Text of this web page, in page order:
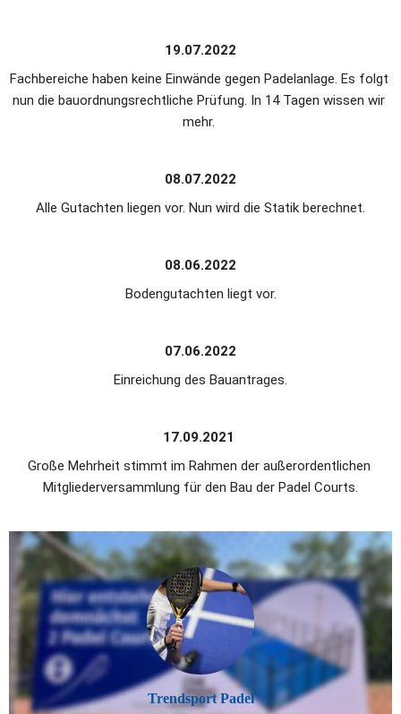
19.07.2022
Fachbereiche haben keine Einwände gegen Padelanlage. Es folgt
nun die bauordnungsrechtliche Prüfung. In 14 Tagen wissen wir
mehr.
08.07.2022
Alle Gutachten liegen vor. Nun wird die Statik berechnet.
08.06.2022
Bodengutachten liegt vor.
07.06.2022
Einreichung des Bauantrages.
17.09.2021
Große Mehrheit stimmt im Rahmen der außerordentlichen
Mitgliederversammlung für den Bau der Padel Courts.
Trendsport Padel